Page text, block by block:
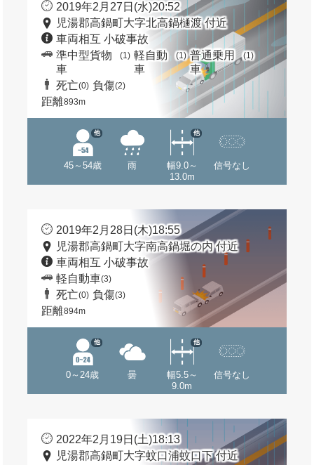
2019年2月27日(水)20:52
児湯郡高鍋町大字北高鍋樋渡 付近
車両相互 小破事故
準中型貨物
車
(1) 軽自動
車
(1) 普通乗用
車
(1)
死亡(0) 負傷(2)
距離893m
45～54歳
他
雨
幅9.0～
13.0m
他
信号なし
2019年2月28日(木)18:55
児湯郡高鍋町大字南高鍋堀の内 付近
車両相互 小破事故
軽自動車(3)
死亡(0) 負傷(3)
距離894m
0～24歳
他
曇
幅5.5～
9.0m
他
信号なし
2022年2月19日(土)18:13
児湯郡高鍋町大字蚊口浦蚊口下 付近